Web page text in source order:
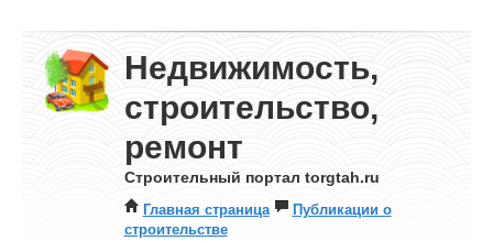
Недвижимость,
строительство,
ремонт
Строительный портал torgtah.ru
Главная страница
Публикации о
строительстве